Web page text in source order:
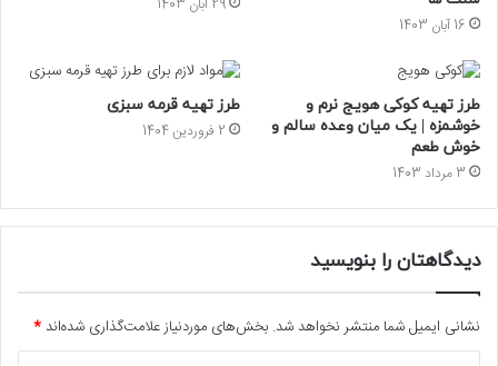
16 آبان 1403
طرز تهیه کوکی هویج نرم و
خوشمزه | یک میان وعده سالم و
خوش طعم
3 مرداد 1403
طرز تهیه قرمه سبزی
2 فروردین 1404
دیدگاهتان را بنویسید
نشانی ایمیل شما منتشر نخواهد شد. بخش‌های موردنیاز علامت‌گذاری شده‌اند*